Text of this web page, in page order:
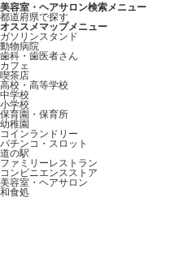
美容室・ヘアサロン検索メニュー
都道府県で探す
オススメマップメニュー
ガソリンスタンド
動物病院
歯科・歯医者さん
カフェ
喫茶店
高校・高等学校
中学校
小学校
保育園・保育所
幼稚園
コインランドリー
パチンコ・スロット
道の駅
ファミリーレストラン
コンビニエンスストア
美容室・ヘアサロン
和食処